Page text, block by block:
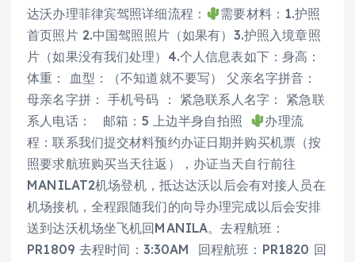
达沃办理菲律宾驾照详细流程：
需要材料：1.护照
首页照片 2.中国驾照照片（如果有）3.护照入境章照
片（如果没有我们处理）4.个人信息表如下：身高：
体重： 血型：（不知道就不要写） 父亲名字拼音：
母亲名字拼： 手机号码 ： 紧急联系人名字： 紧急联
系人电话： 邮箱：5 上边半身自拍照
办理流
程：联系我们提交材料预约办证日期并购买机票（按
照要求航班购买当天往返），办证当天自行前往
MANILAT2机场登机，抵达达沃以后会有对接人员在
机场接机，全程跟随我们的向导办理完成以后会安排
送到达沃机场坐飞机回MANILA。去程航班：
PR1809 去程时间：3:30AM 回程航班：PR1820 回